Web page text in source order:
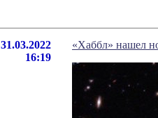
31.03.2022
16:19
«Хаббл» нашел